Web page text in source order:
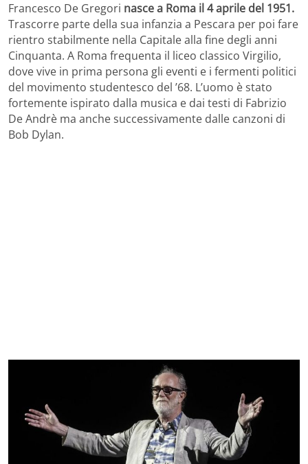
Francesco De Gregori nasce a Roma il 4 aprile del 1951.
Trascorre parte della sua infanzia a Pescara per poi fare
rientro stabilmente nella Capitale alla fine degli anni
Cinquanta. A Roma frequenta il liceo classico Virgilio,
dove vive in prima persona gli eventi e i fermenti politici
del movimento studentesco del ’68. L’uomo è stato
fortemente ispirato dalla musica e dai testi di Fabrizio
De Andrè ma anche successivamente dalle canzoni di
Bob Dylan.